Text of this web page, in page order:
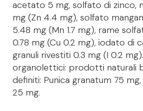
acetato 5 mg, solfato di zinco,
mg (Zn 4.4 mg), solfato
5.48 mg (Mn 1.7 mg), rame
0.78 mg (Cu 0.2 mg), iodato di
granuli rivestiti 0.3 mg (I 0.2
organolettici: prodotti naturali
definiti: Punica granatum 75
25 mg.